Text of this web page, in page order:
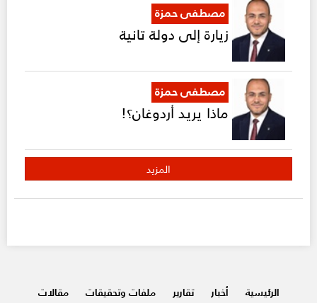
مصطفى حمزة
زيارة إلى دولة تانية
مصطفى حمزة
ماذا يريد أردوغان؟!
المزيد
الرئيسية أخبار تقارير ملفات وتحقيقات
مقالات